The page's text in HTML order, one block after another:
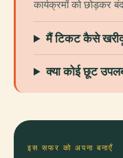
कार्यक्रमों को छोड़कर
मैं टिकट कैसे
क्या कोई छूट
इस सफर को अपना बनाएँ